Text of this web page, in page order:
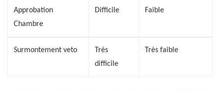
Approbation
Chambre
Difficile Faible
Surmontement veto
Très
difficile
Très faible